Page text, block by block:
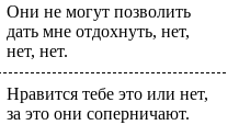
Они не могут позволить
дать мне отдохнуть, нет,
нет, нет.
Нравится тебе это или нет,
за это они соперничают.